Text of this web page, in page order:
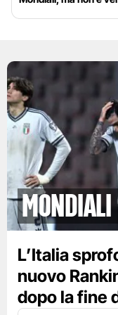
Mondiali
L’Italia
nuovo
dopo la fine